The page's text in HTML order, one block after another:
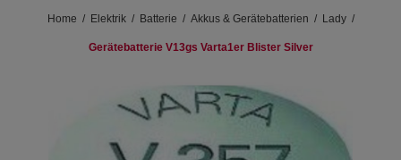
Home / Elektrik / Batterie / Akkus & Gerätebatterien / Lady /
Gerätebatterie V13gs Varta1er Blister Silver